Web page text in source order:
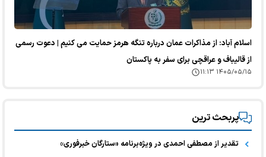
اسلام آباد: از مذاکرات عمان درباره تنگه هرمز حمایت می کنیم | دعوت رسمی
از قالیباف و عراقچی برای سفر به پاکستان
۱۴۰۵/۰۵/۱۵ ۱۱:۱۳
پربحث ترین
تقدیر از مصطفی احمدی در ویژه‌برنامه «ستارگان خبرفوری»